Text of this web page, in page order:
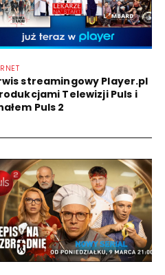
streamingowy Player.pl
Telewizji Puls i
Puls 2